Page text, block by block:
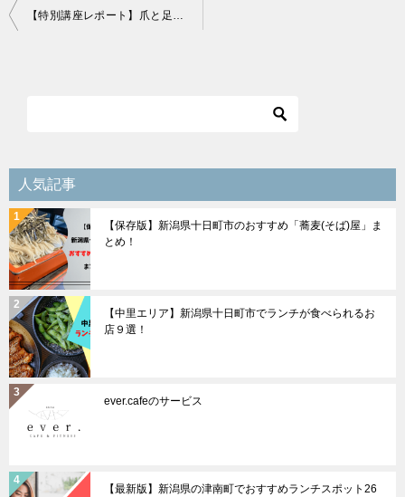
投
シ
ョ
ン
人気記事
【保存版】新潟県十日町市のおすすめ「蕎麦(そば)屋」ま
とめ！
【中里エリア】新潟県十日町市でランチが食べられるお
店９選！
ever.cafeのサービス
【最新版】新潟県の津南町でおすすめランチスポット26